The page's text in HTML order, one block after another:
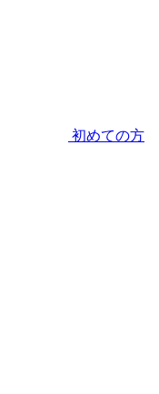
初めての方